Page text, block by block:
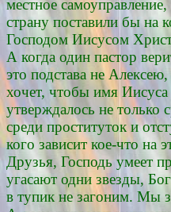
местное
страну поставили бы на
Господом Иисусом
А когда один пастор
это подстава не
хочет, чтобы имя
утверждалось не только
среди проституток и
кого зависит кое-что на
Друзья, Господь умеет
угасают одни звезды,
в тупик не загоним. Мы